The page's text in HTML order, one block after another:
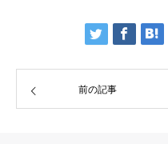
前の記事